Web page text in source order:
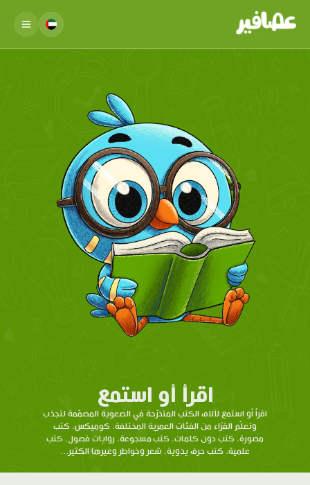
اقرأ أو استمع
اقرأ أو استمع لآلاف الكتب المتدرّحة في الصعوبة المصمّمة لتجذب
وتعلّم القرّاء من الفئات العمرية المختلفة. كوميكس، كتب
مصورة، كتب دون كلمات، كتب مسجوعة، روايات فصول، كتب
علمية، كتب حرف يدوية، شعر وخواطر وغيرها الكثير...